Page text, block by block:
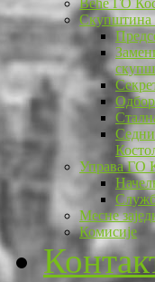
Веће ГО
Скупштина
Управа ГО
Месне
Комисије